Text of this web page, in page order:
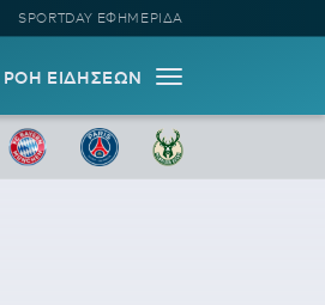
SPORTDAY ΕΦΗΜΕΡΙΔΑ
ΡΟΗ ΕΙΔΗΣΕΩΝ